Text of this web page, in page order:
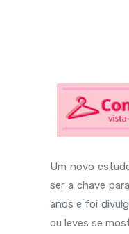
Um novo
ser a chave
anos e foi
ou leves se